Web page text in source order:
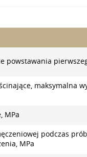
powstawania
maksymalna
MPa
podczas
MPa